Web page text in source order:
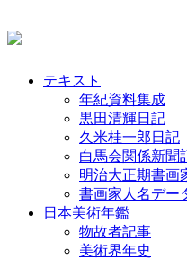
テキスト
年紀資料集成
黒田清輝日記
久米桂一郎日記
白馬会関係新聞
明治大正期書画
書画家人名デー
日本美術年鑑
物故者記事
美術界年史